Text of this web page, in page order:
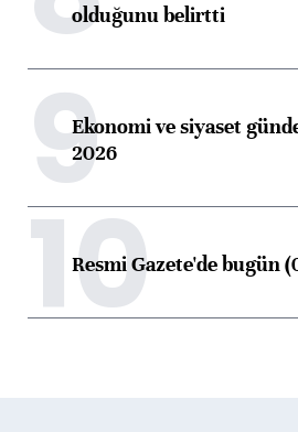
olduğunu belirtti
9Ekonomi ve siyaset
2026
10
Resmi Gazete'de bugün